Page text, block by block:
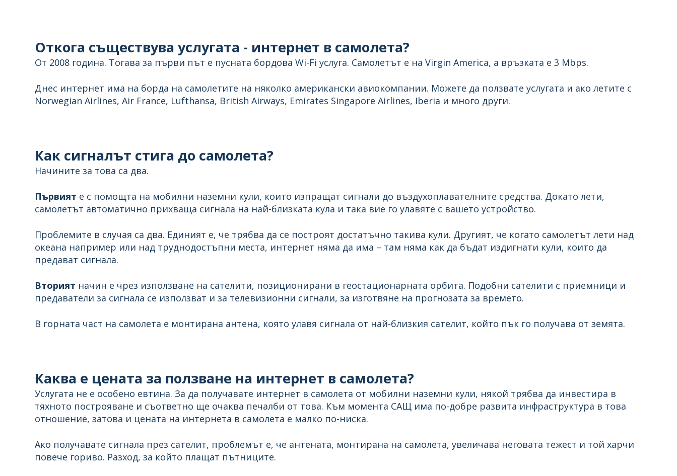
Откога съществува услугата - интернет в самолета?
От 2008 година. Тогава за първи път е пусната бордова Wi-Fi услуга. Самолетът е на Virgin America, а връзката е 3 Mbps.
Днес интернет има на борда на самолетите на няколко американски авиокомпании. Можете да ползвате услугата и ако летите с
Norwegian Airlines, Air France, Lufthansa, British Airways, Emirates Singapore Airlines, Iberia и много други.
Как сигналът стига до самолета?
Начините за това са два.
Първият е с помощта на мобилни наземни кули, които изпращат сигнали до въздухоплавателните средства. Докато лети,
самолетът автоматично прихваща сигнала на най-близката кула и така вие го улавяте с вашето устройство.
Проблемите в случая са два. Единият е, че трябва да се построят достатъчно такива кули. Другият, че когато самолетът лети над
океана например или над труднодостъпни места, интернет няма да има – там няма как да бъдат издигнати кули, които да
предават сигнала.
Вторият начин е чрез използване на сателити, позиционирани в геостационарната орбита. Подобни сателити с приемници и
предаватели за сигнала се използват и за телевизионни сигнали, за изготвяне на прогнозата за времето.
В горната част на самолета е монтирана антена, която улавя сигнала от най-близкия сателит, който пък го получава от земята.
Каква е цената за ползване на интернет в самолета?
Услугата не е особено евтина. За да получавате интернет в самолета от мобилни наземни кули, някой трябва да инвестира в
тяхното построяване и съответно ще очаква печалби от това. Към момента САЩ има по-добре развита инфраструктура в това
отношение, затова и цената на интернета в самолета е малко по-ниска.
Ако получавате сигнала през сателит, проблемът е, че антената, монтирана на самолета, увеличава неговата тежест и той харчи
повече гориво. Разход, за който плащат пътниците.